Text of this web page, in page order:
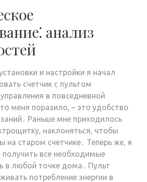
анализ
и настройки я начал
счетчик с пультом
в повседневной
меня поразило, – это удобство
Раньше мне приходилось
наклоняться, чтобы
на старом счетчике․ Теперь же, я
получить все необходимые
в любой точке дома․ Пульт
потребление энергии в